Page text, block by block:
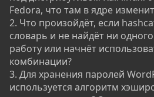
Fedora, что там в ядре
2. Что произойдёт, если
словарь и не найдёт ни
работу или начнёт
комбинации?
3. Для хранения паролей
используется алгоритм